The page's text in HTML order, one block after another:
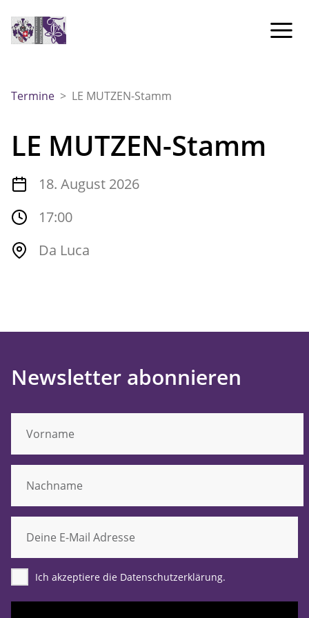
Termine > LE MUTZEN-Stamm
LE MUTZEN-Stamm
18. August 2026
17:00
Da Luca
Newsletter abonnieren
Ich akzeptiere die Datenschutzerklärung.